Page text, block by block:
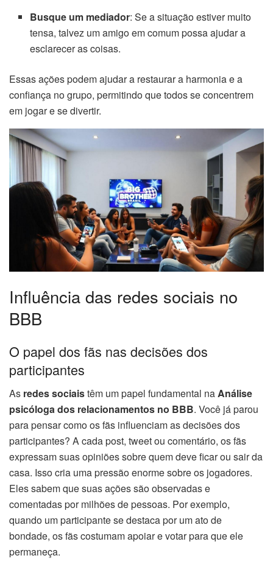
Busque um mediador: Se a situação estiver muito
tensa, talvez um amigo em comum possa ajudar a
esclarecer as coisas.
Essas ações podem ajudar a restaurar a harmonia e a
confiança no grupo, permitindo que todos se concentrem
em jogar e se divertir.
Influência das redes sociais no
BBB
O papel dos fãs nas decisões dos
participantes
As redes sociaistêm um papel fundamental naAnálise
psicóloga dos relacionamentos no BBB. Você já parou
para pensar como os fãs influenciam as decisões dos
participantes? A cada post, tweet ou comentário, os fãs
expressam suas opiniões sobre quem deve ficar ou sair da
casa. Isso cria uma pressão enorme sobre os jogadores.
Eles sabem que suas ações são observadas e
comentadas por milhões de pessoas. Por exemplo,
quando um participante se destaca por um ato de
bondade, os fãs costumam apoiar e votar para que ele
permaneça.